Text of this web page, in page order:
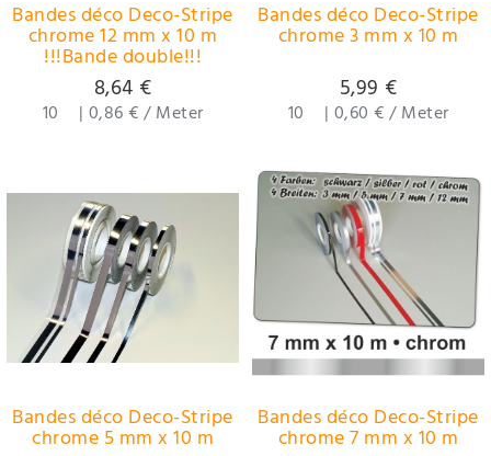
Bandes déco Deco-Stripe
chrome 12 mm x 10 m
!!!Bande double!!!
8,64 €
10 | 0,86 € / Meter
Bandes déco Deco-Stripe
chrome 3 mm x 10 m
5,99 €
10 | 0,60 € / Meter
Bandes déco Deco-Stripe
chrome 5 mm x 10 m
Bandes déco Deco-Stripe
chrome 7 mm x 10 m